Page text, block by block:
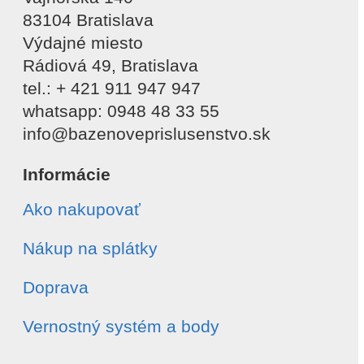
83104 Bratislava
Výdajné miesto
Rádiová 49, Bratislava
tel.: + 421 911 947 947
whatsapp: 0948 48 33 55
info@bazenoveprislusenstvo.sk
Informácie
Ako nakupovať
Nákup na splátky
Doprava
Vernostný systém a body